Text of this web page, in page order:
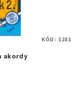
akordy
KÓD: 1281